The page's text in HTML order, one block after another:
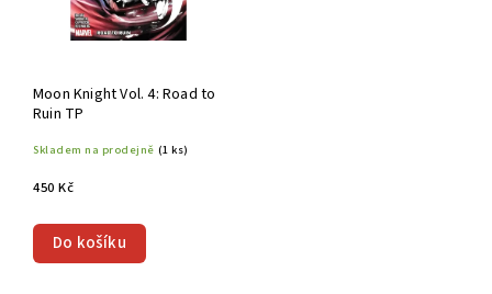
Moon Knight Vol. 4: Road to
Ruin TP
Skladem na prodejně (1 ks)
450 Kč
Do košíku